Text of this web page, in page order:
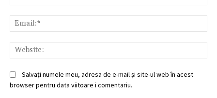
Salvați numele meu, adresa de e-mail și site-ul web în acest
browser pentru data viitoare i comentariu.